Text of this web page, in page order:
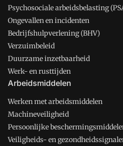
Psychosociale arbeidsbelasting
Ongevallen en incidenten
Bedrijfshulpverlening (BHV)
Verzuimbeleid
Duurzame inzetbaarheid
Werk- en rusttijden
Arbeidsmiddelen
Werken met arbeidsmiddelen
Machineveiligheid
Persoonlijke
Veiligheids- en